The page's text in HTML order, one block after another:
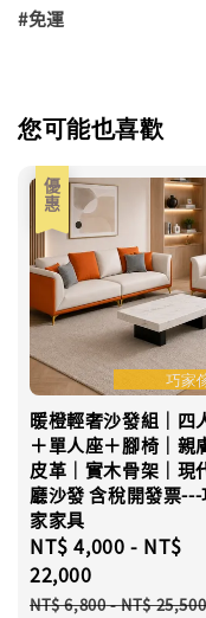
#免運
您可能也喜歡
優惠
暖橙輕奢沙發組｜四
＋單人座＋腳椅｜親
皮革｜實木骨架｜現
廳沙發 含稅開發票---
家家具
Sale
price
NT$ 4,000 - NT$
22,000
Regular
NT$ 6,800-NT$ 25,500